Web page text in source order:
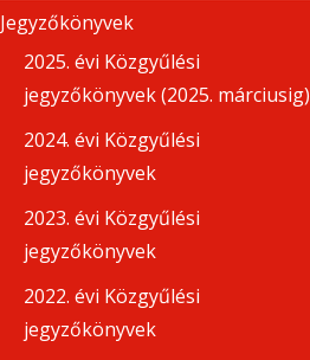
Jegyzőkönyvek
2025. évi Közgyűlési
jegyzőkönyvek (2025. márciusig)
2024. évi Közgyűlési
jegyzőkönyvek
2023. évi Közgyűlési
jegyzőkönyvek
2022. évi Közgyűlési
jegyzőkönyvek